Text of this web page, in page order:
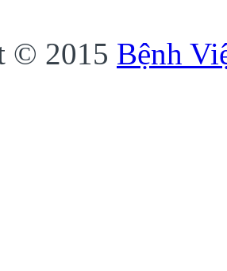
© 2015 Bệnh